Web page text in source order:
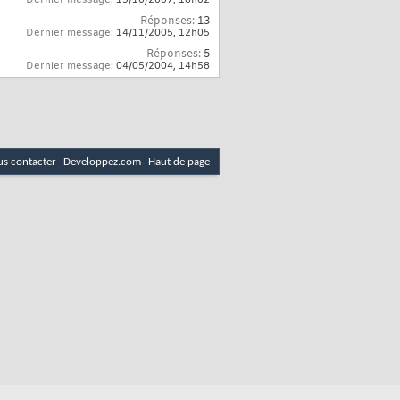
Réponses: 13
Dernier message: 14/11/2005, 12h05
Réponses: 5
Dernier message: 04/05/2004, 14h58
contacter Developpez.com Haut de page